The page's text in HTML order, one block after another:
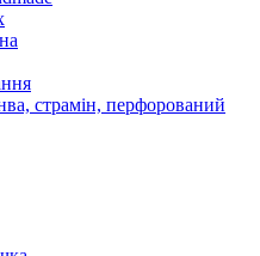
страмін, перфорований